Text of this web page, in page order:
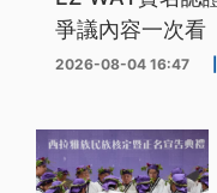
爭議內容一次看
2026-08-04 16:47